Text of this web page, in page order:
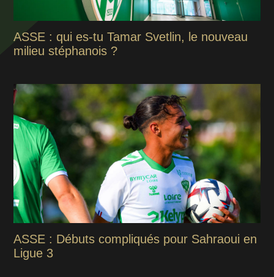
ASSE : qui es-tu Tamar Svetlin, le nouveau
milieu stéphanois ?
ASSE : Débuts compliqués pour Sahraoui en
Ligue 3